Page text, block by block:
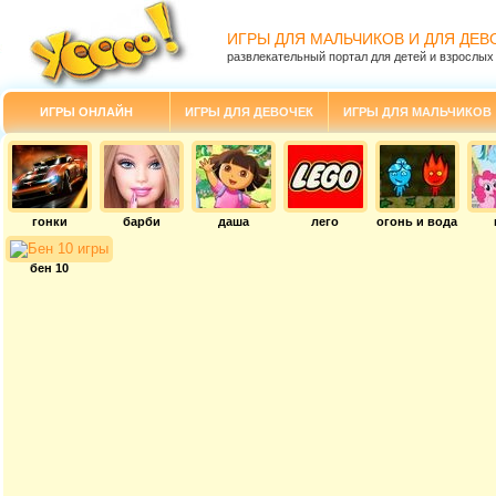
ИГРЫ ДЛЯ МАЛЬЧИКОВ И ДЛЯ
развлекательный портал для детей и взрослых
ИГРЫ ОНЛАЙН ИГРЫ ДЛЯ ДЕВОЧЕК ИГРЫ ДЛЯ МАЛЬЧИКОВ
гонки барби даша лего огонь и вода
бен 10